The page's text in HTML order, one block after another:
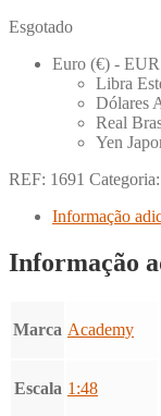
Esgotado
Euro (€) - EUR
Libra
Dólares
Real
Yen
REF: 1691 Categoria:
Informação
Informação
Marca Academy
Escala 1:48